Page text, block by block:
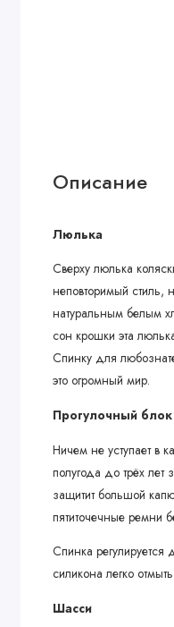
Описание
Люлька
Сверху люлька
неповторимый стиль,
натуральным белым
сон крошки эта
Спинку для
это огромный мир.
Прогулочный блок
Ничем не уступает в
полугода до трёх лет
защитит большой
пятиточечные ремни
Спинка
силикона легко
Шасси